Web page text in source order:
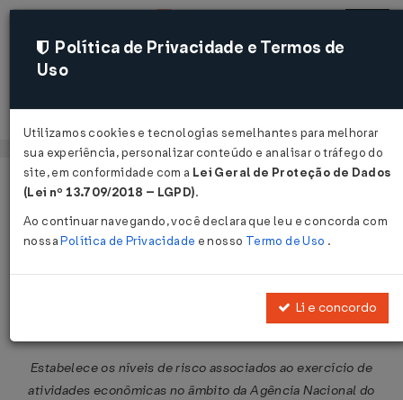
Acessar
Página Inicial Legislações
Resolução ANP Nº 839 DE
Estabelece os níveis de risco associados ao exercício de
atividades econômicas no âmbito da Agência Nacional do
Política de Privacidade e Termos de
Uso
Utilizamos cookies e tecnologias semelhantes para melhorar
sua experiência, personalizar conteúdo e analisar o tráfego do
site, em conformidade com a Lei Geral de Proteção de Dados
(Lei nº 13.709/2018 – LGPD).
Ao continuar navegando, você declara que leu e concorda com
nossaPolítica de Privacidade e nosso Termo de Uso .
Li e concordo